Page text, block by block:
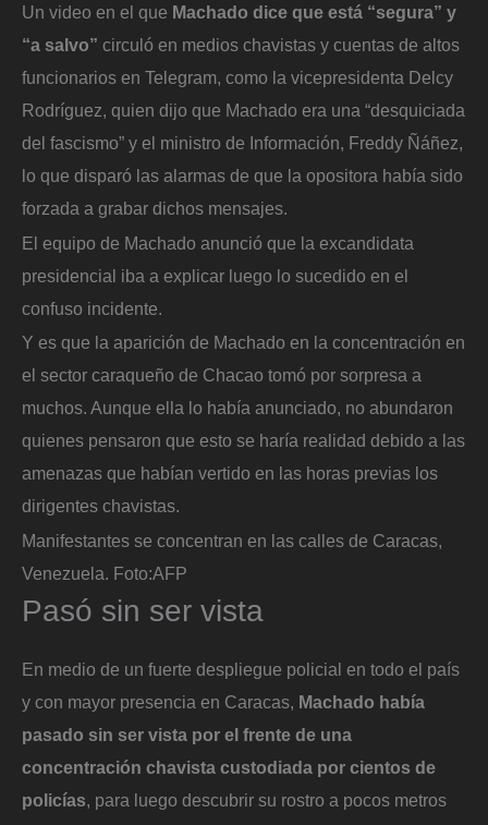
Un video en el que Machado dice que está “segura” y
“a salvo” circuló en medios chavistas y cuentas de altos
funcionarios en Telegram, como la vicepresidenta Delcy
Rodríguez, quien dijo que Machado era una “desquiciada
del fascismo” y el ministro de Información, Freddy Ñáñez,
lo que disparó las alarmas de que la opositora había sido
forzada a grabar dichos mensajes.
El equipo de Machado anunció que la excandidata
presidencial iba a explicar luego lo sucedido en el
confuso incidente.
Y es que la aparición de Machado en la concentración en
el sector caraqueño de Chacao tomó por sorpresa a
muchos. Aunque ella lo había anunciado, no abundaron
quienes pensaron que esto se haría realidad debido a las
amenazas que habían vertido en las horas previas los
dirigentes chavistas.
Manifestantes se concentran en las calles de Caracas,
Venezuela. Foto:AFP
Pasó sin ser vista
En medio de un fuerte despliegue policial en todo el país
y con mayor presencia en Caracas, Machado había
pasado sin ser vista por el frente de una
concentración chavista custodiada por cientos de
policías , para luego descubrir su rostro a pocos metros